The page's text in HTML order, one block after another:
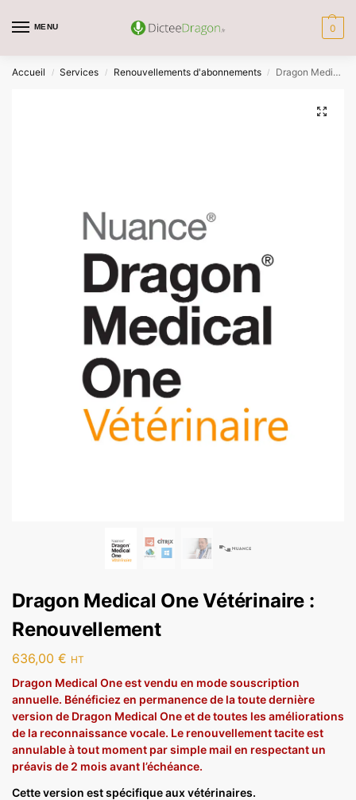
MENU 0
Accueil / Services / Renouvellements d'abonnements / Dragon Medical One Vétérinaire : Renouvellement
Dragon Medical One Vétérinaire :
Renouvellement
636,00 € HT
Dragon Medical One est vendu en mode souscription
annuelle. Bénéficiez en permanence de la toute dernière
version de Dragon Medical One et de toutes les améliorations
de la reconnaissance vocale. Le renouvellement tacite est
annulable à tout moment par simple mail en respectant un
préavis de 2 mois avant l’échéance.
Cette version est spécifique aux vétérinaires.